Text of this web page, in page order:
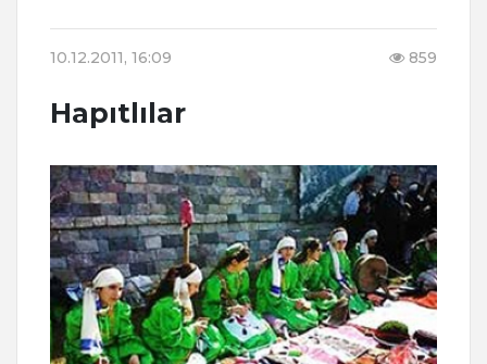
10.12.2011, 16:09 859
Hapıtlılar